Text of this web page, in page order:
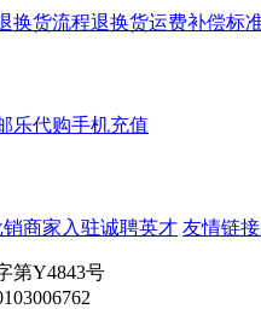
换货流程退换货运费补偿标
乐代购手机充值
销商家入驻诚聘英才 友情链接
第Y4843号